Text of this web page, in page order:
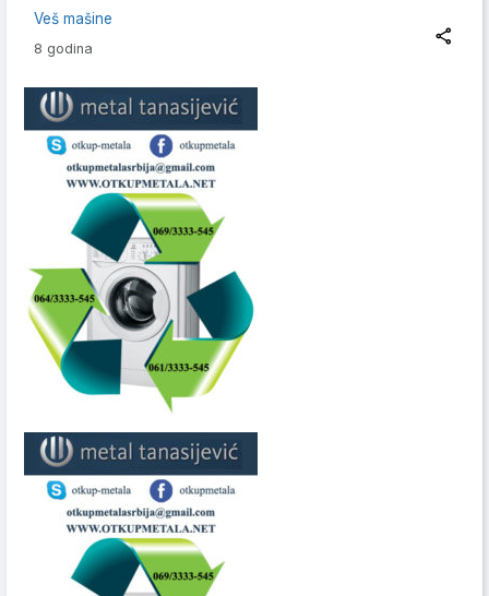
Veš mašine
8 godina